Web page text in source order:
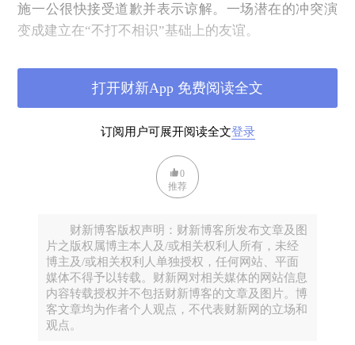
施一公很快接受道歉并表示谅解。一场潜在的冲突演
变成建立在“不打不相识”基础上的友谊。
人没有恶意的个人风格，而且难能可贵的是，在出现
冲突后，不恶意揣测对方，能退一步，给对方以余
地，建立相互信任，化（潜在的）干戈为玉帛。
上，与大家、特别是看博客的年轻学生们分享他们相
互交流的优雅而动人的文字。这里只记载我的感叹：
盼有人能准确翻译professionalism，愿华人社会有更多
professionalism。
从个案可以引出有普遍意义的推论：
在争论、冲突时，不是个人意气、不是一味要赢、不
订阅用户可展开阅读全文登录
打开财新App 免费阅读全文
0
推荐
财新博客版权声明：财新博客所发布文章及图
片之版权属博主本人及/或相关权利人所有，未经
博主及/或相关权利人单独授权，任何网站、平面
媒体不得予以转载。财新网对相关媒体的网站信息
内容转载授权并不包括财新博客的文章及图片。博
客文章均为作者个人观点，不代表财新网的立场和
观点。